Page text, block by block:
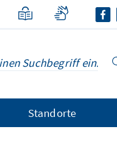
Standorte